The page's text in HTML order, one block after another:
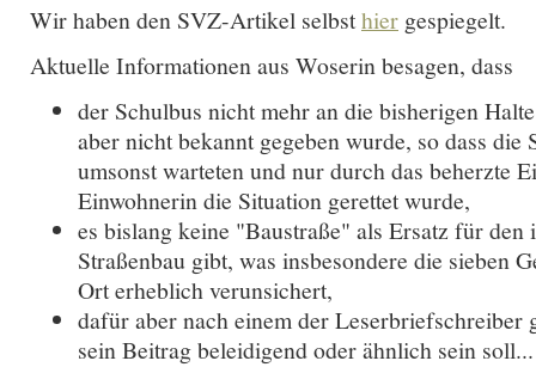
Wir haben den SVZ-Artikel selbsthier gespiegelt.
Aktuelle Informationen aus Woserin besagen, dass
der Schulbus nicht mehr an die bisherigen
aber nicht bekannt gegeben wurde, so dass die
umsonst warteten und nur durch das beherzte
Einwohnerin die Situation gerettet wurde,
es bislang keine "Baustraße" als Ersatz für den
Straßenbau gibt, was insbesondere die sieben
Ort erheblich verunsichert,
dafür aber nach einem der Leserbriefschreiber
sein Beitrag beleidigend oder ähnlich sein soll...